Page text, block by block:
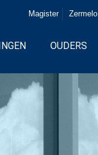
Magister Zermelo
OUDERS